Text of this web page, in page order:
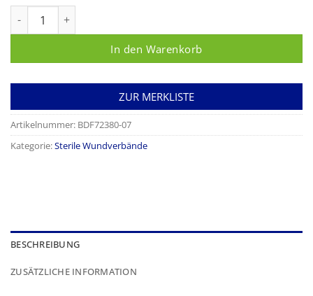
In den Warenkorb
ZUR MERKLISTE
Artikelnummer: BDF72380-07
Kategorie:Sterile Wundverbände
BESCHREIBUNG
ZUSÄTZLICHE INFORMATION